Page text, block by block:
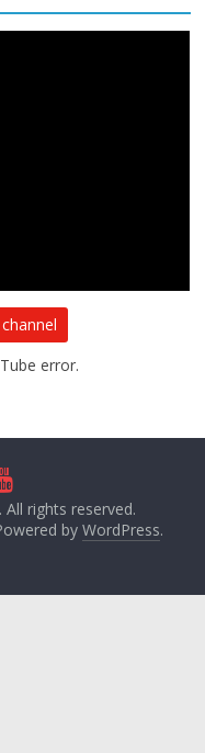
error.
. All rights reserved.
by WordPress.